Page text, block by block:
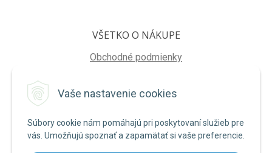
Vaše nastavenie cookies
Súbory cookie nám pomáhajú pri poskytovaní služieb pre
vás. Umožňujú spoznať a zapamätať si vaše preferencie.
VŠETKO O NÁKUPE
Obchodné podmienky
Reklamačné podmienky
NA STIAHNUTIE